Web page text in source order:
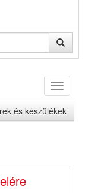
Toggle
és készülékek